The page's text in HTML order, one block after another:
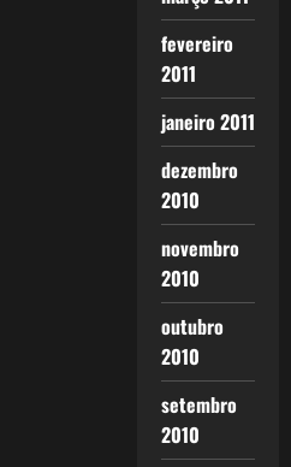
fevereiro
2011
janeiro 2011
dezembro
2010
novembro
2010
outubro
2010
setembro
2010